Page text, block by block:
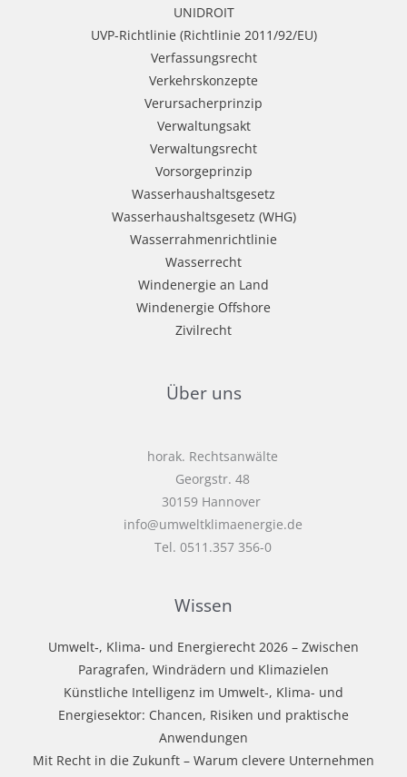
UNIDROIT
UVP-Richtlinie (Richtlinie 2011/92/EU)
Verfassungsrecht
Verkehrskonzepte
Verursacherprinzip
Verwaltungsakt
Verwaltungsrecht
Vorsorgeprinzip
Wasserhaushaltsgesetz
Wasserhaushaltsgesetz (WHG)
Wasserrahmenrichtlinie
Wasserrecht
Windenergie an Land
Windenergie Offshore
Zivilrecht
Über uns
horak. Rechtsanwälte
Georgstr. 48
30159 Hannover
info@umweltklimaenergie.de
Tel. 0511.357 356-0
Wissen
Umwelt‑, Klima‑ und Energierecht 2026 – Zwischen
Paragrafen, Windrädern und Klimazielen
Künstliche Intelligenz im Umwelt-, Klima- und
Energiesektor: Chancen, Risiken und praktische
Anwendungen
Mit Recht in die Zukunft – Warum clevere Unternehmen